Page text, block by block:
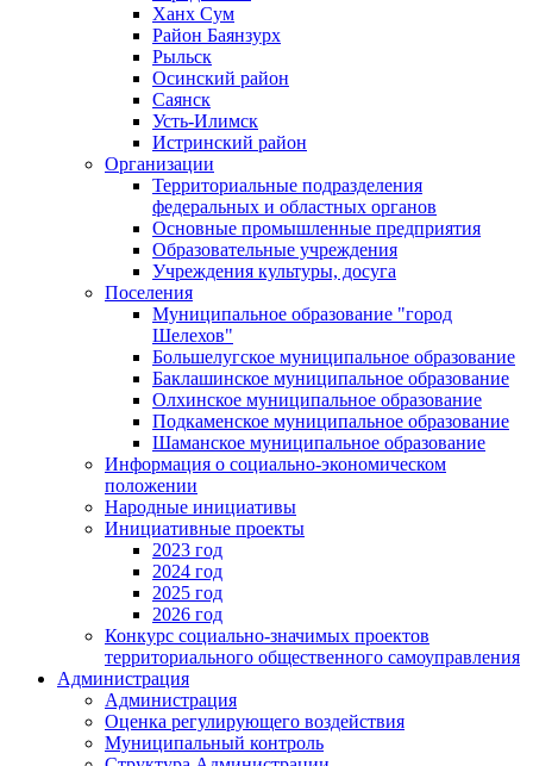
Ханх Сум
Район Баянзурх
Рыльск
Осинский район
Саянск
Усть-Илимск
Истринский район
Организации
Территориальные подразделения
федеральных и областных органов
Основные промышленные предприятия
Образовательные учреждения
Учреждения культуры, досуга
Поселения
Муниципальное образование "город
Шелехов"
Большелугское муниципальное образование
Баклашинское муниципальное образование
Олхинское муниципальное образование
Подкаменское муниципальное образование
Шаманское муниципальное образование
Информация о социально-экономическом
положении
Народные инициативы
Инициативные проекты
2023 год
2024 год
2025 год
2026 год
Конкурс социально-значимых проектов
территориального общественного самоуправления
Администрация
Администрация
Оценка регулирующего воздействия
Муниципальный контроль